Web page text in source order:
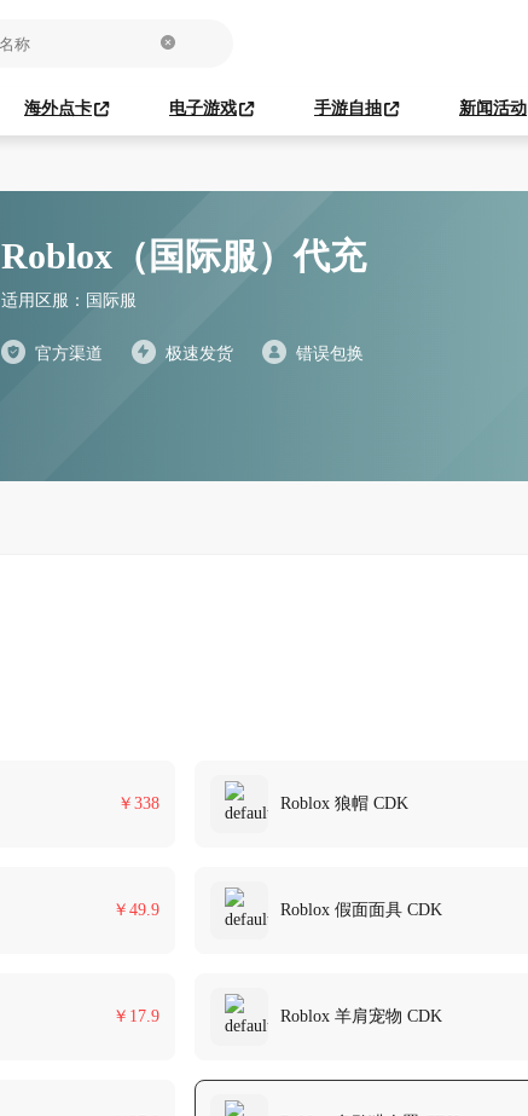
海外点卡 电子游戏 手游自抽 新闻活动
Roblox（国际服）代充
适用区服： 国际服
官方渠道 极速发货 错误包换
￥ 338 Roblox 狼帽 CDK
￥ 49.9 Roblox 假面面具 CDK
￥ 17.9 Roblox 羊肩宠物 CDK